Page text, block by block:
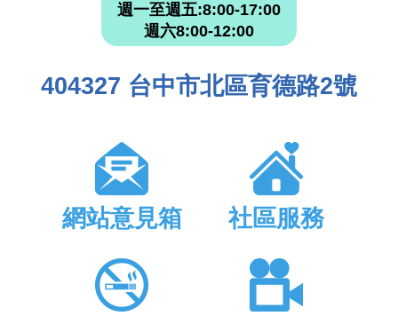
週一至週五:8:00-17:00
週六8:00-12:00
404327 台中市北區育德路2號
網站意見箱 社區服務